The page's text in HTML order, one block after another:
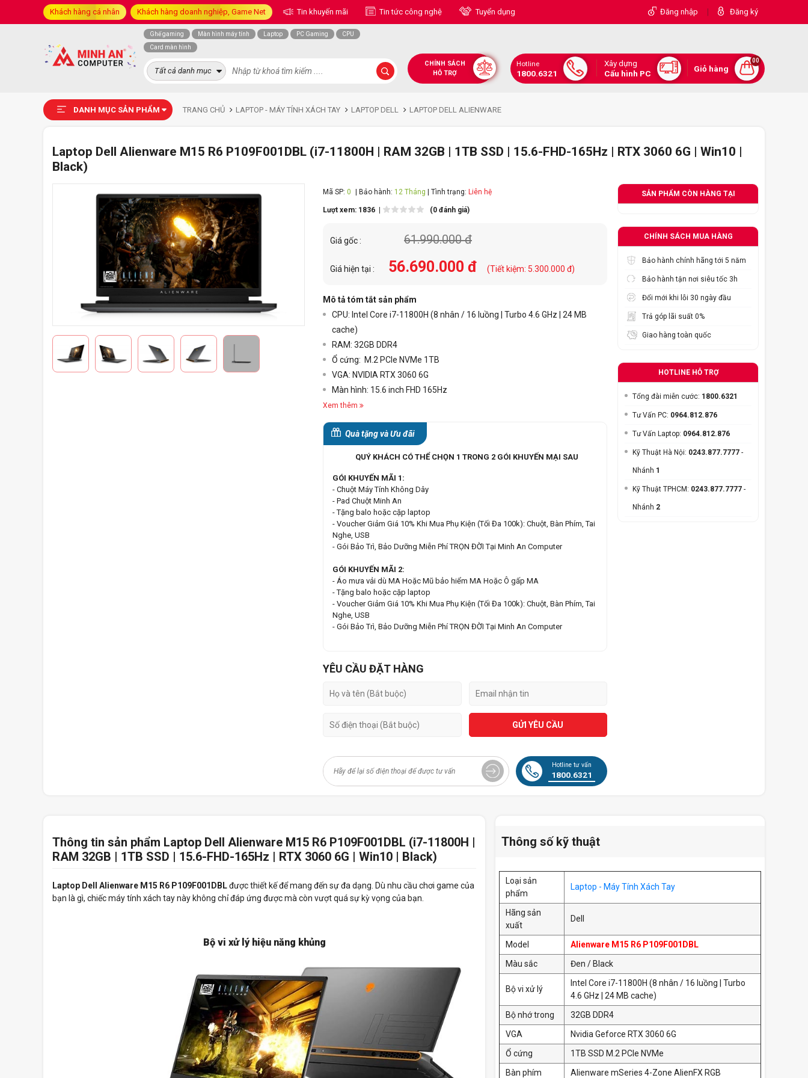
Khách hàng cá nhân Khách hàng doanh nghiệp, Game Net Tin khuyến mãi Tin tức công nghệ Tuyển dụng Đăng nhập | Đăng ký
Ghế gaming Màn hình máy tính Laptop PC Gaming
CPU
Card màn hình
Tất cả danh mục
CHÍNH SÁCH
HỖ TRỢ
Hotline
1800.6321
Xây dựng
Cấu hình PC
Giỏ hàng
00
DANH MỤC SẢN PHẨM TRANG CHỦ LAPTOP - MÁY TÍNH XÁCH TAY LAPTOP DELL LAPTOP DELL ALIENWARE
Laptop Dell Alienware M15 R6 P109F001DBL (i7-11800H | RAM 32GB | 1TB SSD | 15.6-FHD-165Hz | RTX 3060 6G | Win10 |
Black)
Mã SP: 0 | Bảo hành: 12 Tháng | Tình trạng: Liên hệ
Lượt xem: 1836 | (0 đánh giá)
Giá gốc : 61.990.000 đ
Giá hiện tại : 56.690.000 đ (Tiết kiệm: 5.300.000 đ)
Mô tả tóm tắt sản phẩm
CPU: Intel Core i7-11800H (8 nhân / 16 luồng | Turbo 4.6 GHz | 24 MB
cache)
RAM: 32GB DDR4
Ổ cứng: M.2 PCIe NVMe 1TB
VGA: NVIDIA RTX 3060 6G
Màn hình: 15.6 inch FHD 165Hz
Xem thêm
Quà tặng và Ưu đãi
QUÝ KHÁCH CÓ THỂ CHỌN 1 TRONG 2 GÓI KHUYẾN MẠI SAU
GÓI KHUYẾN MÃI 1:
- Chuột Máy Tính Không Dây
- Pad Chuột Minh An
- Tặng balo hoặc cặp laptop
- Voucher Giảm Giá 10% Khi Mua Phụ Kiện (Tối Đa 100k): Chuột, Bàn Phím, Tai
Nghe, USB
- Gói Bảo Trì, Bảo Dưỡng Miễn Phí TRỌN ĐỜI Tại Minh An Computer
GÓI KHUYẾN MÃI 2:
- Áo mưa vải dù MA Hoặc Mũ bảo hiểm MA Hoặc Ô gấp MA
- Tặng balo hoặc cặp laptop
- Voucher Giảm Giá 10% Khi Mua Phụ Kiện (Tối Đa 100k): Chuột, Bàn Phím, Tai
Nghe, USB
- Gói Bảo Trì, Bảo Dưỡng Miễn Phí TRỌN ĐỜI Tại Minh An Computer
YÊU CẦU ĐẶT HÀNG
GỬI YÊU CẦU
Hotline tư vấn
1800.6321
SẢN PHẨM CÒN HÀNG TẠI
CHÍNH SÁCH MUA HÀNG
Bảo hành chính hãng tới 5 năm
Bảo hành tận nơi siêu tốc 3h
Đổi mới khi lỗi 30 ngày đầu
Trả góp lãi suất 0%
Giao hàng toàn quốc
HOTLINE HỖ TRỢ
Tổng đài miễn cước: 1800.6321
Tư Vấn PC: 0964.812.876
Tư Vấn Laptop: 0964.812.876
Kỹ Thuật Hà Nội: 0243.877.7777 -
Nhánh 1
Kỹ Thuật TPHCM: 0243.877.7777 -
Nhánh 2
Thông tin sản phẩm Laptop Dell Alienware M15 R6 P109F001DBL (i7-11800H |
RAM 32GB | 1TB SSD | 15.6-FHD-165Hz | RTX 3060 6G | Win10 | Black)
Laptop Dell Alienware M15 R6 P109F001DBLđược thiết kế để mang đến sự đa dạng. Dù nhu cầu chơi game của
bạn là gì, chiếc máy tính xách tay này không chỉ đáp ứng được mà còn vượt quá sự kỳ vọng của bạn.
Bộ vi xử lý hiệu năng khủng
Thông số kỹ thuật
Loại sản
phẩm
Laptop - Máy Tính Xách Tay
Hãng sản
xuất
Dell
Model
Alienware M15 R6 P109F001DBL
Màu sắc
Đen / Black
Bộ vi xử lý
Intel Core i7-11800H (8 nhân / 16 luồng | Turbo
4.6 GHz | 24 MB cache)
Bộ nhớ trong
32GB DDR4
VGA
Nvidia Geforce RTX 3060 6G
Ổ cứng
1TB SSD M.2 PCIe NVMe
Bàn phím
Alienware mSeries 4-Zone AlienFX RGB